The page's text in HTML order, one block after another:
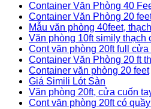
Container Văn Phòng 40
Container Văn Phòng 20
Mẫu văn phòng 40feet,
Văn phòng 10ft simily thạch
Cont văn phòng 20ft full
Container Văn Phòng 20 ft
Container văn phòng 20 feet
Giá Simili Lót Sàn
Văn phòng 20ft, cửa cuốn
Cont văn phòng 20ft có